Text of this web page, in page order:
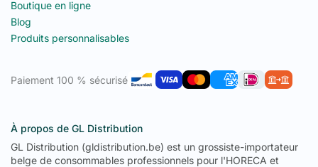
supporte le poids et une humidité modérée.
symbole d'un service à emporter responsable. Il remplace
environnemental auprès des clients.
Recyclable — Les sacs kraft se recyclent dans la filière
Découvrez aussi nos
d'emballages kraft(boîtes burger, barquettes), ainsi que nos
gamme complète d'emballages alimentaires.Contactez-nous
au+32 (0) 495 41 41 59.
Boutique en ligne
Blog
Produits personnalisables
Paiement 100 % sécurisé
À propos de GL Distribution
GL Distribution (gldistribution.be) est un grossiste-importateur
belge de consommables professionnels pour l'HORECA et